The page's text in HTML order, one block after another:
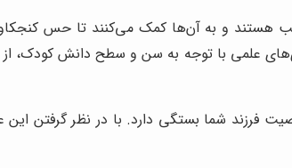
هستند و به آن‌ها کمک می‌کنند تا حس
علمی با توجه به سن و سطح دانش کودک، از
فرزند شما بستگی دارد. با در نظر گرفتن